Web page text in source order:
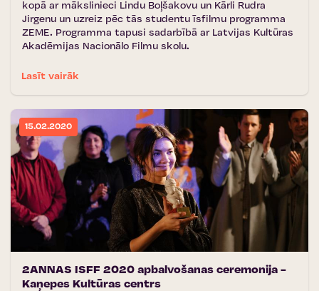
kopā ar mākslinieci Lindu Boļšakovu un Kārli Rudra
Jirgenu un uzreiz pēc tās studentu īsfilmu programma
ZEME. Programma tapusi sadarbībā ar Latvijas Kultūras
Akadēmijas Nacionālo Filmu skolu.
Lasīt vairāk
15.02.2020
2ANNAS ISFF 2020 apbalvošanas ceremonija -
Kaņepes Kultūras centrs